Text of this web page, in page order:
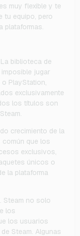
muy flexible y te
tu equipo, pero
plataformas.
biblioteca de
jugar
PlayStation,
exclusivamente
los títulos son
crecimiento de la
común que los
exclusivos,
únicos o
la plataforma
Steam no solo
los
los usuarios
Steam. Algunas